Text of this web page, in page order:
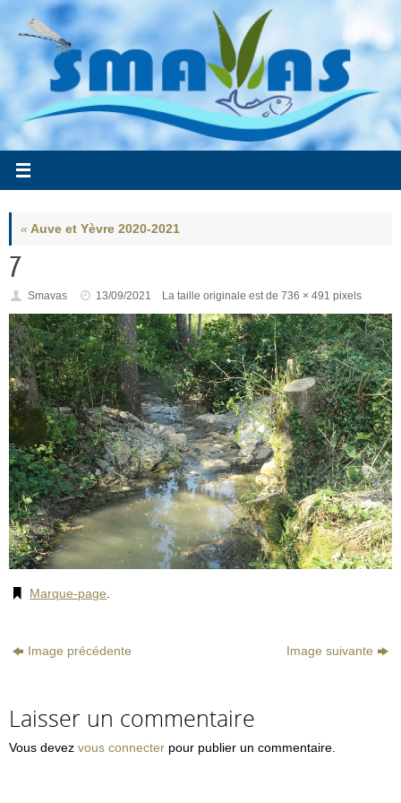
contenu
« Auve et Yèvre 2020-2021
7
Smavas 13/09/2021 La taille originale est de736 × 491 pixels
Marque-page
Image précédente Image suivante
Laisser un commentaire
Vous devez vous connecter pour publier un commentaire.